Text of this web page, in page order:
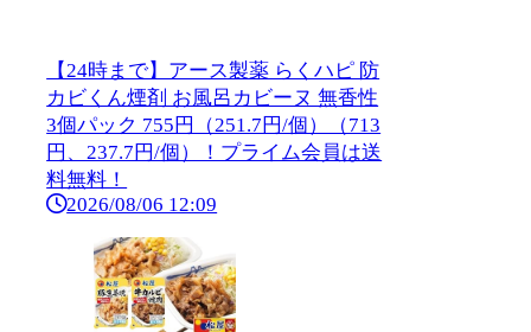
【24時まで】アース製薬 らくハピ 防
カビくん煙剤 お風呂カビーヌ 無香性
3個パック 755円（251.7円/個）（713
円、237.7円/個）！プライム会員は送
料無料！
2026/08/06 12:09